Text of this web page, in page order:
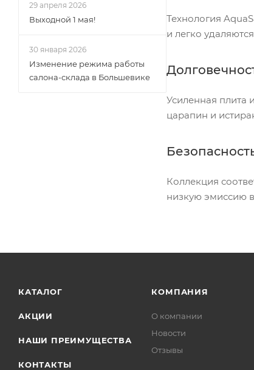
Технология
и легко
Усиленная плита
царапин и
Коллекция
низкую эмиссию
29 апреля 2026
Выходной 1 мая!
30 января 2026
Изменение режима работы
салона-склада в Большевике
КАТАЛОГ
АКЦИИ
НАШИ ПРЕИМУЩЕСТВА
КОНТАКТЫ
КОМПАНИЯ
О компании
Новости
Отзывы